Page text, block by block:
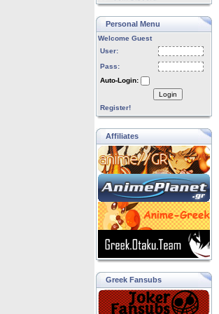
Personal Menu
Welcome Guest
User:
Pass:
Auto-Login:
Login
Register!
Affiliates
Greek Fansubs